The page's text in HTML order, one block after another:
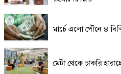
মার্চে এলো পৌনে ৪
মেটা থেকে চাকরি